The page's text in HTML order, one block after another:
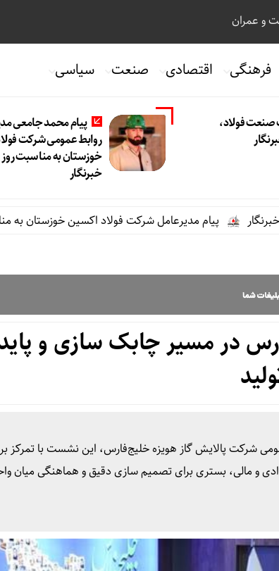
و عمران
فرهنگی اقتصادی صنعت سیاسی
صنعت فولاد،‌
پیام محمد جامعی
روابط عمومی شرکت
خوزستان به مناسبت روز
خبرنگار
پیام مدیرعامل شرکت فولاد اکسین خوزستان به مناسبت روز
در مسیر چابک سازی و
شرکت پالایش گاز هویزه خلیج‌فارس، این نشست با تمرکز
و مالی، بستری برای تصمیم سازی دقیق و هماهنگی میان